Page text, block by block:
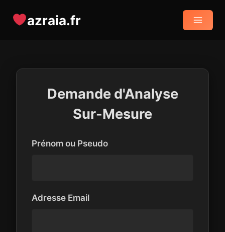
azraia.fr
Demande d'Analyse
Sur-Mesure
Prénom ou Pseudo
Adresse Email